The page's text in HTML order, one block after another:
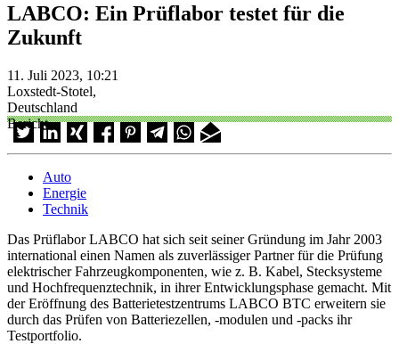
LABCO: Ein Prüflabor testet für die
Zukunft
11. Juli 2023, 10:21
Loxstedt-Stotel,
Deutschland
Bericht
Auto
Energie
Technik
Das Prüflabor LABCO hat sich seit seiner Gründung im Jahr 2003
international einen Namen als zuverlässiger Partner für die Prüfung
elektrischer Fahrzeugkomponenten, wie z. B. Kabel, Stecksysteme
und Hochfrequenztechnik, in ihrer Entwicklungsphase gemacht. Mit
der Eröffnung des Batterietestzentrums LABCO BTC erweitern sie
durch das Prüfen von Batteriezellen, -modulen und -packs ihr
Testportfolio.